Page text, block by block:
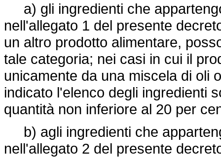
a) gli ingredienti che
nell'allegato 1 del presente
un altro prodotto alimentare,
tale categoria; nei casi in cui il
unicamente da una miscela di oli
indicato l'elenco degli ingredienti
quantità non inferiore al 20 per
b) agli ingredienti che
nell'allegato 2 del presente